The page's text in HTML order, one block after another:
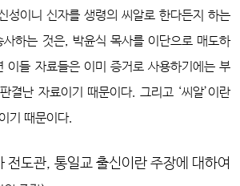
이니 신자를 생령의 씨알로 한다든지 하는
하는 것은, 박윤식 목사를 이단으로 매도하
이들 자료들은 이미 증거로 사용하기에는 부
결난 자료이기 때문이다. 그리고 ‘씨알’이란
기 때문이다.
도관, 통일교 출신이란 주장에 대하여